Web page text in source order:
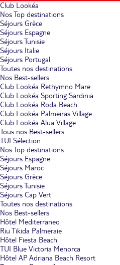
Club Lookéa
Nos Top destinations
Séjours Grèce
Séjours Espagne
Séjours Tunisie
Séjours Italie
Séjours Portugal
Toutes nos destinations
Nos Best-sellers
Club Lookéa Rethymno Mare
Club Lookéa Sporting Sardinia
Club Lookéa Roda Beach
Club Lookéa Palmeiras Village
Club Lookéa Alua Village
Tous nos Best-sellers
TUI Sélection
Nos Top destinations
Séjours Espagne
Séjours Maroc
Séjours Grèce
Séjours Tunisie
Séjours Cap Vert
Toutes nos destinations
Nos Best-sellers
Hôtel Mediterraneo
Riu Tikida Palmeraie
Hôtel Fiesta Beach
TUI Blue Victoria Menorca
Hôtel AP Adriana Beach Resort